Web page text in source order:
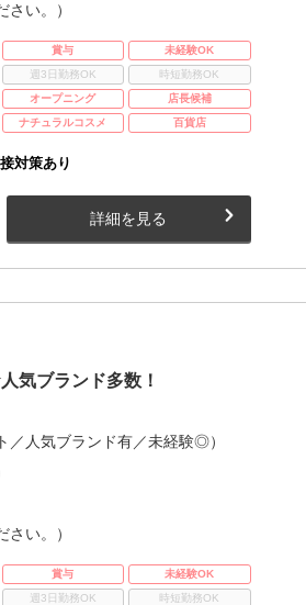
い。）
賞与
未経験OK
週3日勤務OK
時短勤務OK
オープニング
店長候補
ナチュラルコスメ 百貨店
対策あり
詳細を見る
気ブランド多数！
／人気ブランド有／未経験◎）
い。）
賞与
未経験OK
週3日勤務OK
時短勤務OK